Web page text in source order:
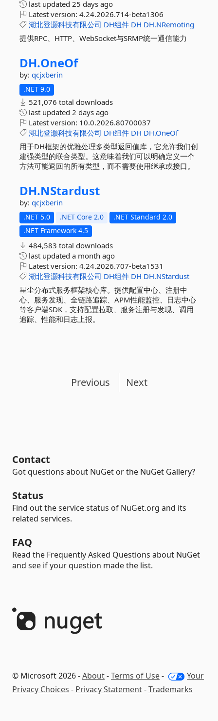
last updated 25 days ago
Latest version: 4.24.2026.714-beta1306
湖北登灏科技有限公司 DH组件 DH DH.NRemoting
提供RPC、HTTP、WebSocket与SRMP统一通信能力
DH.OneOf
by: qcjxberin
.NET 9.0
521,076 total downloads
last updated 2 days ago
Latest version: 10.0.2026.80700037
湖北登灏科技有限公司 DH组件 DH DH.OneOf
用于DH框架的优雅处理多类型返回值库，它允许我们创
建强类型的联合类型。这意味着我们可以明确定义一个
方法可能返回的所有类型，而不需要使用继承或接口。
DH.NStardust
by: qcjxberin
.NET 5.0 .NET Core 2.0
.NET Standard 2.0
.NET Framework 4.5
484,583 total downloads
last updated a month ago
Latest version: 4.24.2026.707-beta1531
湖北登灏科技有限公司 DH组件 DH DH.NStardust
星尘分布式服务框架核心库。提供配置中心、注册中
心、服务发现、全链路追踪、APM性能监控、日志中心
等客户端SDK，支持配置拉取、服务注册与发现、调用
追踪、性能和日志上报。
Previous Next
Contact
Got questions about NuGet or the NuGet Gallery?
Status
Find out the service status of NuGet.org and its
related services.
FAQ
Read the Frequently Asked Questions about NuGet
and see if your question made the list.
© Microsoft 2026 -About-Terms of Use-
Your
Privacy Choices - Privacy Statement-Trademarks